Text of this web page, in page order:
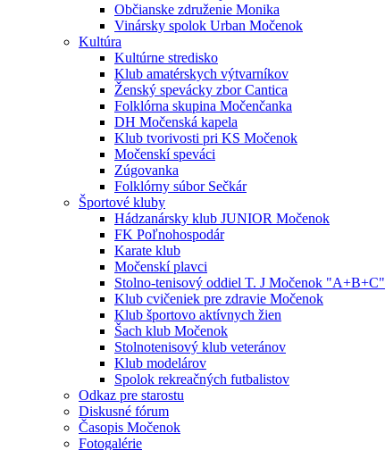
Občianske združenie Monika
Vinársky spolok Urban Močenok
Kultúra
Kultúrne stredisko
Klub amatérskych výtvarníkov
Ženský spevácky zbor Cantica
Folklórna skupina Močenčanka
DH Močenská kapela
Klub tvorivosti pri KS Močenok
Močenskí speváci
Zúgovanka
Folklórny súbor Sečkár
Športové kluby
Hádzanársky klub JUNIOR Močenok
FK Poľnohospodár
Karate klub
Močenskí plavci
Stolno-tenisový oddiel T. J Močenok "A+B+C"
Klub cvičeniek pre zdravie Močenok
Klub športovo aktívnych žien
Šach klub Močenok
Stolnotenisový klub veteránov
Klub modelárov
Spolok rekreačných futbalistov
Odkaz pre starostu
Diskusné fórum
Časopis Močenok
Fotogalérie